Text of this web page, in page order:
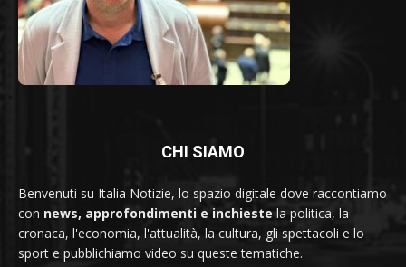
CHI SIAMO
Benvenuti su Italia Notizie, lo spazio digitale dove raccontiamo
con news, approfondimenti e inchieste la politica, la
cronaca, l'economia, l'attualità, la cultura, gli spettacoli e lo
sport e pubblichiamo video su queste tematiche.